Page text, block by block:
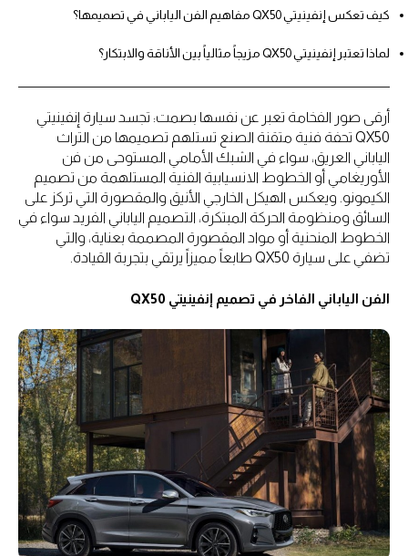
كيف تعكس إنفينيتي QX50 مفاهيم الفن الياباني في تصميمها؟
لماذا تعتبر إنفينيتي QX50 مزيجاً مثالياً بين الأناقة والابتكار؟
أرقى صور الفخامة تعبر عن نفسها بصمت: تجسد سيارة إنفينيتي
QX50 تحفة فنية متقنة الصنع تستلهم تصميمها من التراث
الياباني العريق، سواء في الشبك الأمامي المستوحى من فن
الأوريغامي أو الخطوط الانسيابية الفنية المستلهمة من تصميم
الكيمونو. ويعكس الهيكل الخارجي الأنيق والمقصورة التي تركز على
السائق ومنظومة الحركة المبتكرة، التصميم الياباني الفريد سواء في
الخطوط المنحنية أو مواد المقصورة المصممة بعناية، والتي
تضفي على سيارة QX50 طابعاً مميزاً يرتقي بتجربة القيادة.
الفن الياباني الفاخر في تصميم إنفينيتي QX50